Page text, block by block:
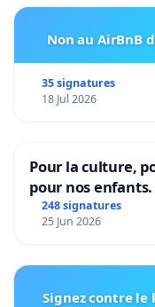
Non au AirBnB
35 signatures
18 Jul 2026
Pour la culture,
pour nos enfants.
248 signatures
25 Jun 2026
Signez contre le